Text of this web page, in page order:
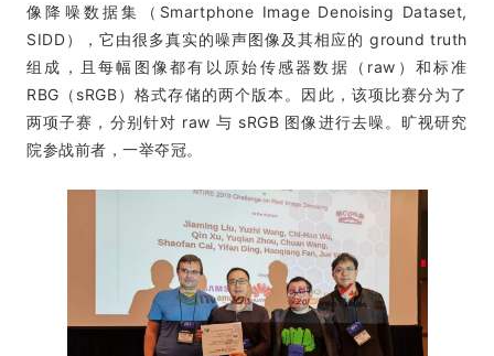
像降噪数据集（Smartphone Image Denoising Dataset,
SIDD），它由很多真实的噪声图像及其相应的 ground truth
组成，且每幅图像都有以原始传感器数据（raw）和标准
RBG（sRGB）格式存储的两个版本。因此，该项比赛分为了
两项子赛，分别针对 raw 与 sRGB 图像进行去噪。旷视研究
院参战前者，一举夺冠。